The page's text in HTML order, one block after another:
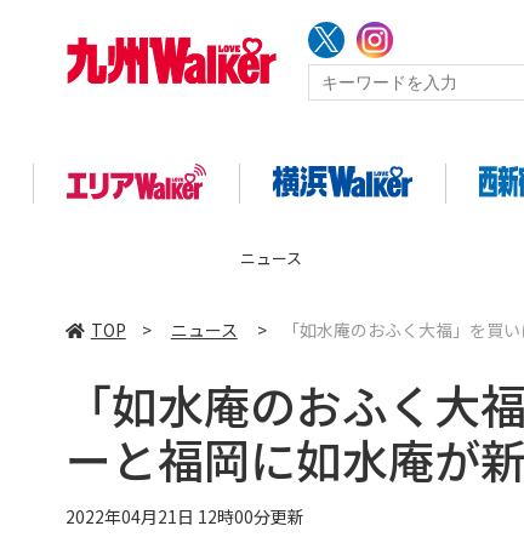
ニュース
TOP > ニュース > 「如水庵のおふく大福」を買
「如水庵のおふく
ーと福岡に如水庵が
2022年04月21日 12時00分更新